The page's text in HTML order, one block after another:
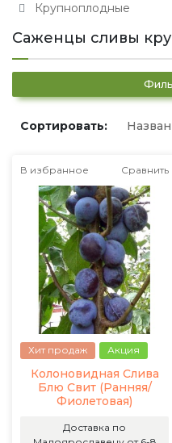
Крупноплодные
Саженцы сливы
Сортировать:
В избранное Сравнить
Хит продаж Акция
Колоновидная Слива
Блю Свит (Ранняя/
Фиолетовая)
Доставка по